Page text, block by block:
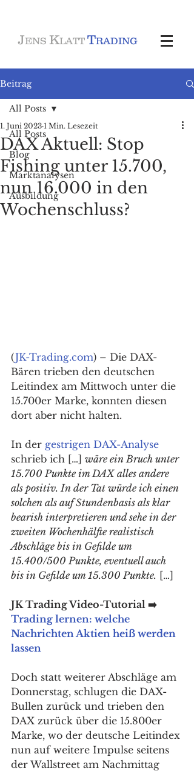
JENS KLATT TRADING
Beitrag
All Posts
Blog
Marktanalysen
Ausbildung
All Posts
DAX Aktuell: Stop
Fishing unter 15.700,
nun 16.000 in den
Wochenschluss?
1. Juni 2023 1 Min. Lesezeit
(JK-Trading.com) – Die DAX-
Bären trieben den deutschen
Leitindex am Mittwoch unter die
15.700er Marke, konnten diesen
dort aber nicht halten.
In der gestrigen DAX-Analyse
schrieb ich […] wäre ein Bruch unter
15.700 Punkte im DAX alles andere
als positiv. In der Tat würde ich einen
solchen als auf Stundenbasis als klar
bearish interpretieren und sehe in der
zweiten Wochenhälfte realistisch
Abschläge bis in Gefilde um
15.400/500 Punkte, eventuell auch
bis in Gefilde um 15.300 Punkte. […]
JK Trading Video-Tutorial ➡️
Trading lernen: welche
Nachrichten Aktien heiß werden
lassen
Doch statt weiterer Abschläge am
Donnerstag, schlugen die DAX-
Bullen zurück und trieben den
DAX zurück über die 15.800er
Marke, wo der deutsche Leitindex
nun auf weitere Impulse seitens
der Wallstreet am Nachmittag